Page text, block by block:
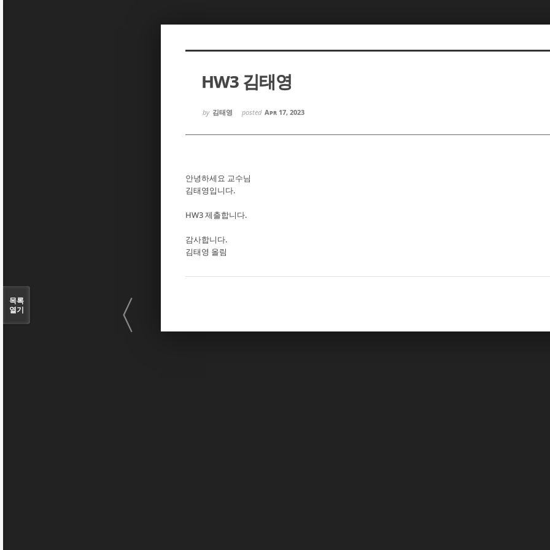
HW3 김태영
by 김태영 posted Apr 17, 2023
안녕하세요 교수님
김태영입니다.
HW3 제출합니다.
감사합니다.
김태영 올림
〈
목록
열기
Sketchbook5, 스케치북5
Sketchbook5, 스케치북5
Sketchbook5, 스케치북5
Sketchbook5, 스케치북5